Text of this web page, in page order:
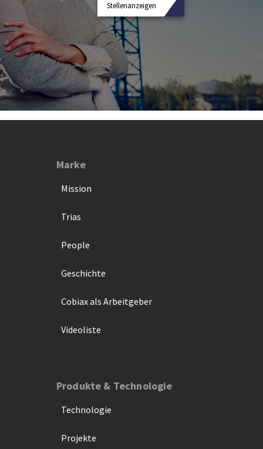
Stellenanzeigen
Marke
Mission
Trias
People
Geschichte
Cobiax als Arbeitgeber
Videoliste
Produkte & Technologie
Technologie
Projekte